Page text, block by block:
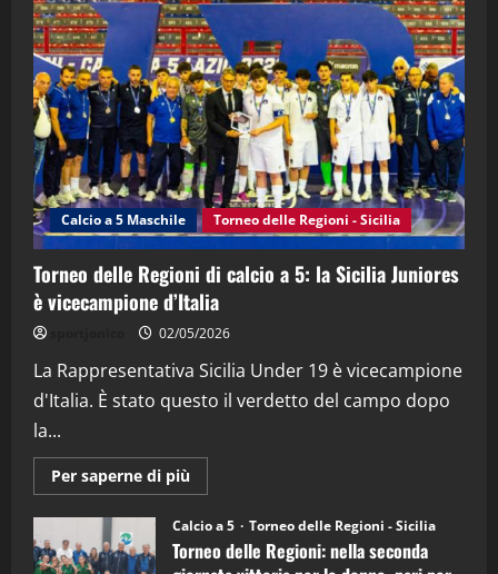
3
"SportEmpire" in Podcast
“SportEmpire” in Podcast: 28^ Puntata
(Martedi 21 Aprile 2026)
21/04/2026
4
"SportEmpire" in Podcast Sport News
“SportEmpire” in Podcast: 27^ Puntata
(Martedi 14 Aprile 2026)
15/04/2026
"SportEmpire" in Podcast
“SportEmpire” in Podcast: 26^ Puntata
08/04/2026
Calcio a 5 Maschile Torneo delle Regioni - Sicilia
Torneo delle Regioni di calcio a 5: la Sicilia Juniores
è vicecampione d’Italia
02/05/2026
La Rappresentativa Sicilia Under 19 è vicecampione
d'Italia. È stato questo il verdetto del campo dopo
la...
Per saperne di più
informazioni
Torneo
delle
Regioni
di
Calcio a 5 Torneo delle Regioni - Sicilia
Torneo delle Regioni: nella seconda